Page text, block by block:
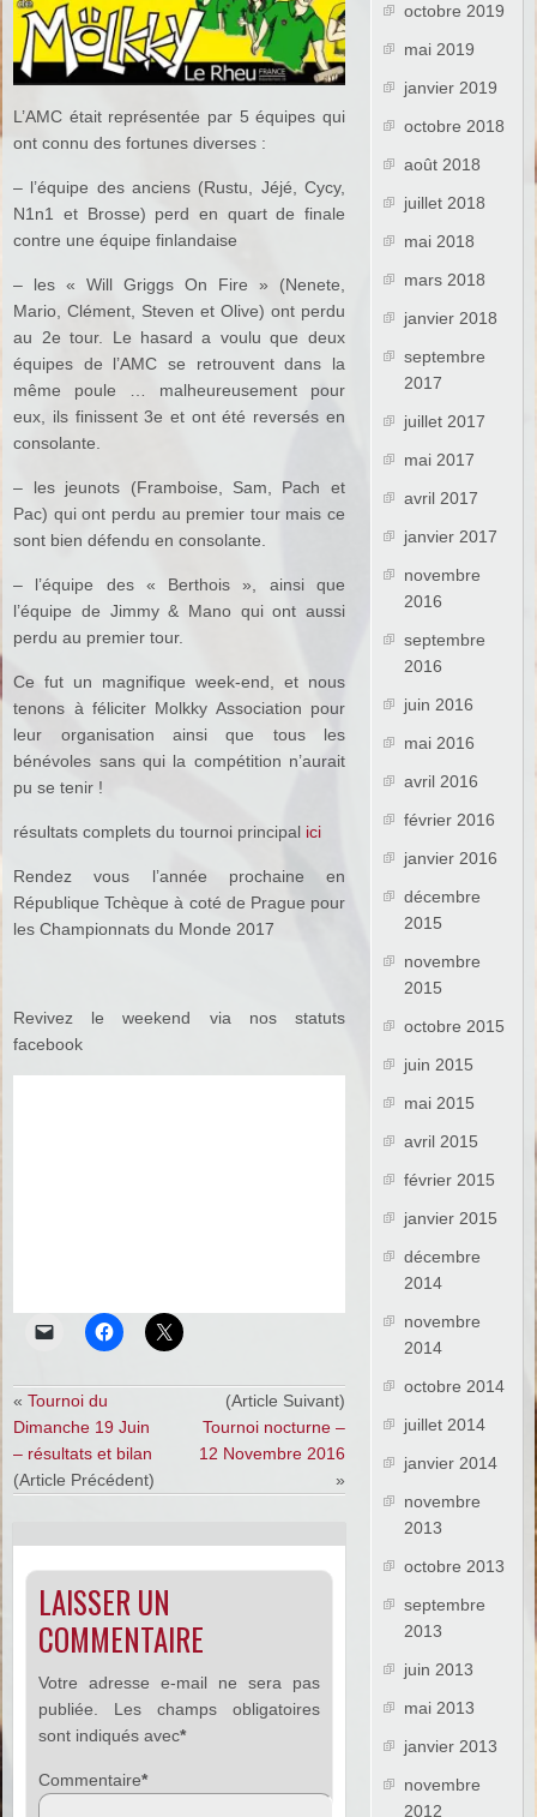
L’AMC était représentée par 5 équipes qui
ont connu des fortunes diverses :
– l’équipe des anciens (Rustu, Jéjé, Cycy,
N1n1 et Brosse) perd en quart de finale
contre une équipe finlandaise
– les « Will Griggs On Fire » (Nenete,
Mario, Clément, Steven et Olive) ont perdu
au 2e tour. Le hasard a voulu que deux
équipes de l’AMC se retrouvent dans la
même poule … malheureusement pour
eux, ils finissent 3e et ont été reversés en
consolante.
– les jeunots (Framboise, Sam, Pach et
Pac) qui ont perdu au premier tour mais ce
sont bien défendu en consolante.
– l’équipe des « Berthois », ainsi que
l’équipe de Jimmy & Mano qui ont aussi
perdu au premier tour.
Ce fut un magnifique week-end, et nous
tenons à féliciter Molkky Association pour
leur organisation ainsi que tous les
bénévoles sans qui la compétition n’aurait
pu se tenir !
résultats complets du tournoi principal ici
Rendez vous l’année prochaine en
République Tchèque à coté de Prague pour
les Championnats du Monde 2017
Revivez le weekend via nos statuts
facebook
«Tournoi du
Dimanche 19 Juin
– résultats et bilan
(Article Précédent)
(Article Suivant)
Tournoi nocturne –
12 Novembre 2016
»
LAISSER UN
COMMENTAIRE
Votre adresse e-mail ne sera pas
publiée.
Les champs obligatoires
sont indiqués avec*
Commentaire*
octobre 2019
mai 2019
janvier 2019
octobre 2018
août 2018
juillet 2018
mai 2018
mars 2018
janvier 2018
septembre
2017
juillet 2017
mai 2017
avril 2017
janvier 2017
novembre
2016
septembre
2016
juin 2016
mai 2016
avril 2016
février 2016
janvier 2016
décembre
2015
novembre
2015
octobre 2015
juin 2015
mai 2015
avril 2015
février 2015
janvier 2015
décembre
2014
novembre
2014
octobre 2014
juillet 2014
janvier 2014
novembre
2013
octobre 2013
septembre
2013
juin 2013
mai 2013
janvier 2013
novembre
2012